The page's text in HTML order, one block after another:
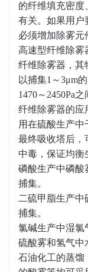
的纤维填充密度
有关。如果用户
必须增加除雾元
高速型纤维除雾
纤维除雾器，其
以捕集1～3μm
1470～2450Pa之
纤维除雾器的应
用在硫酸生产中
最终吸收塔后，
中毒，保证均衡
磷酸生产中磷酸
捕集。
二硫甲脂生产
捕集。
氯碱生产中湿氯
硫酸雾和氢气中
石油化工的蒸馏